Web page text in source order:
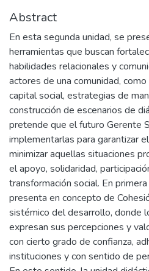
Abstract
En esta segunda unidad, se
herramientas que buscan
habilidades relacionales y
actores de una comunidad,
capital social, estrategias de
construcción de escenarios de
pretende que el futuro Gerente
implementarlas para garantizar
minimizar aquellas situaciones
el apoyo, solidaridad,
transformación social. En
presenta en concepto de
sistémico del desarrollo, donde
expresan sus percepciones y
con cierto grado de confianza,
instituciones y con sentido de